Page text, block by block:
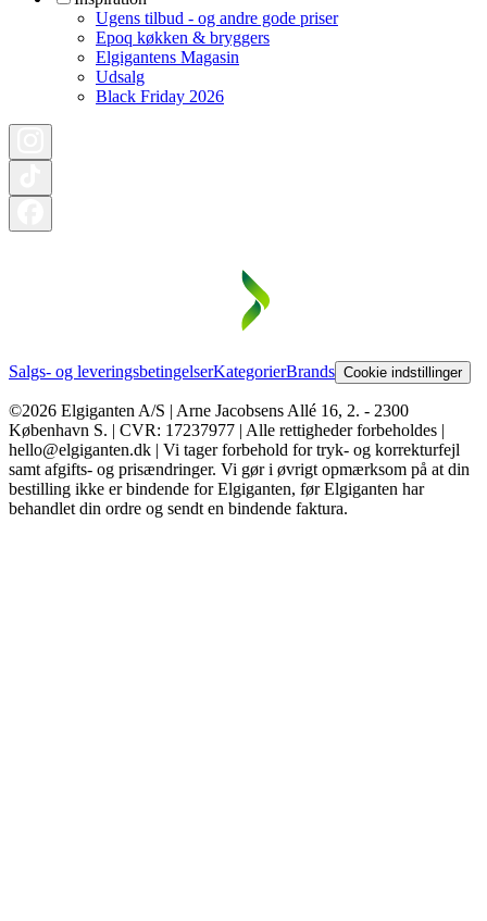
Ugens tilbud - og andre gode priser
Epoq køkken & bryggers
Elgigantens Magasin
Udsalg
Black Friday 2026
Salgs- og leveringsbetingelserKategorierBrands Cookie indstillinger
©2026 Elgiganten A/S | Arne Jacobsens Allé 16, 2. - 2300
København S. | CVR: 17237977 | Alle rettigheder forbeholdes |
hello@elgiganten.dk | Vi tager forbehold for tryk- og korrekturfejl
samt afgifts- og prisændringer. Vi gør i øvrigt opmærksom på at din
bestilling ikke er bindende for Elgiganten, før Elgiganten har
behandlet din ordre og sendt en bindende faktura.